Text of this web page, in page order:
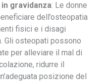
gravidanza: Le donne
dell’osteopatia
fisici e i disagi
Gli osteopati possono
per alleviare il mal di
ridurre il
posizione del